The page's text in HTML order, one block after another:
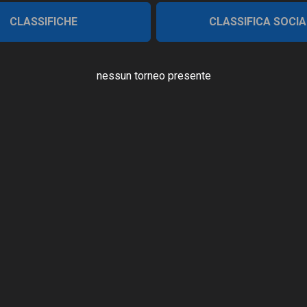
CLASSIFICHE CLASSIFICA
nessun torneo presente